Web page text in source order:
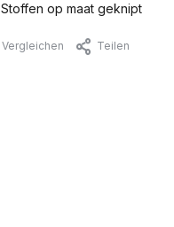
Stoffen op maat geknipt
Vergleichen Teilen